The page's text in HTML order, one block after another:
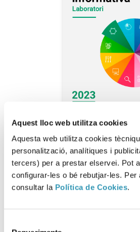
Aquest lloc web utilitza cookies
Aquesta web utilitza cookies
personalització, analítiques i
tercers) per a prestar elservei. Pot
configurar-les o bé rebutjar-les.
consultar la Política de Cookies.
Descarregar